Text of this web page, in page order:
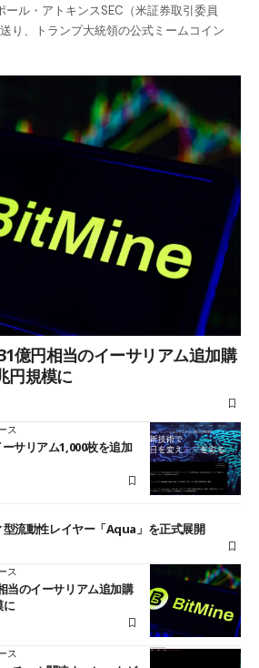
ール・アトキンスSEC（米証券取引委員
り、トランプ大統領の公式ミームコイン
億円相当のイーサリアム追加購
円規模に
ス
サリアム1,000枚を追加
流動性レイヤー「Aqua」を正式展開
ス
当のイーサリアム追加購
に
ス